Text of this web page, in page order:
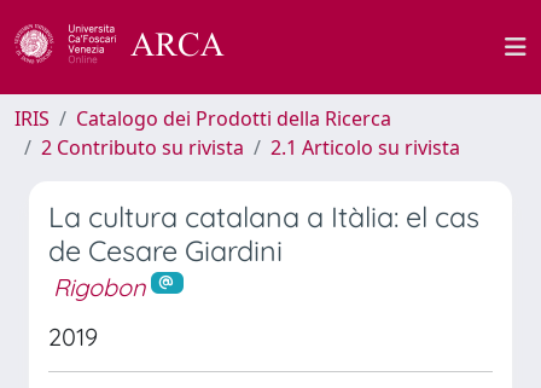
IRIS
Catalogo dei Prodotti della Ricerca
2 Contributo su rivista
2.1 Articolo su rivista
La cultura catalana a Itàlia: el cas
de Cesare Giardini
Rigobon
2019